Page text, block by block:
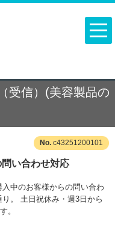
受信）(美容製品の
c43251200101
い合わせ対応
中のお客様からの問い合わ
。 土日祝休み・週3日から
。